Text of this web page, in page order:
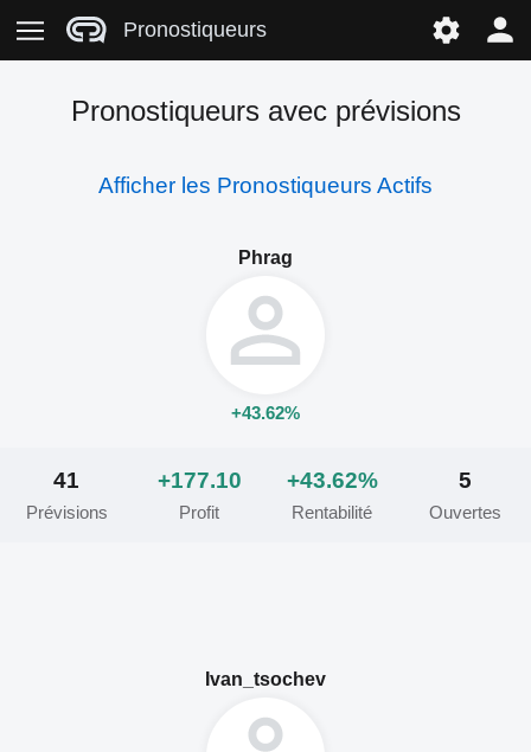
Pronostiqueurs
Pronostiqueurs avec prévisions
Afficher les Pronostiqueurs Actifs
Phrag
+43.62%
41
Prévisions
+177.10
Profit
+43.62%
Rentabilité
5
Ouvertes
Ivan_tsochev